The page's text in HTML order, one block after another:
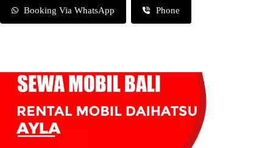
Booking Via WhatsApp Phone